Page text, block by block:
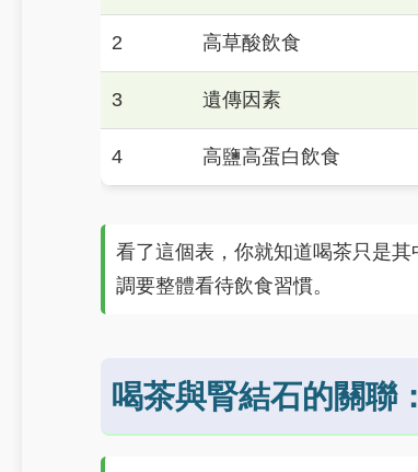
2 高草酸飲食
3 遺傳因素
4 高鹽高蛋白飲食
看了這個表，你就知道喝茶只是
調要整體看待飲食習慣。
喝茶與腎結石的關聯